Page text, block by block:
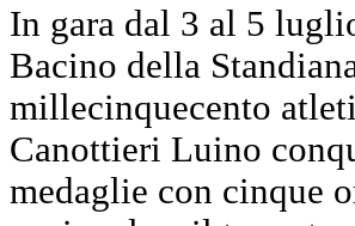
In gara dal 3 al 5
Bacino della
millecinquecento
Canottieri Luino
medaglie con cinque